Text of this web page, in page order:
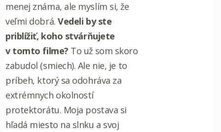
menej známa, ale myslím si, že
veľmi dobrá.Vedeli by ste
priblížiť, koho stvárňujete
v tomto filme? To už som skoro
zabudol (smiech). Ale nie, je to
príbeh, ktorý sa odohráva za
extrémnych okolností
protektorátu. Moja postava si
hľadá miesto na slnku a svoj